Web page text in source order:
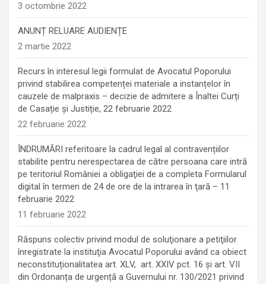
3 octombrie 2022
ANUNȚ RELUARE AUDIENȚE
2 martie 2022
Recurs în interesul legii formulat de Avocatul Poporului
privind stabilirea competenței materiale a instanțelor în
cauzele de malpraxis – decizie de admitere a Înaltei Curți
de Casație și Justiție, 22 februarie 2022
22 februarie 2022
ÎNDRUMĂRI referitoare la cadrul legal al contravențiilor
stabilite pentru nerespectarea de către persoana care intră
pe teritoriul României a obligaţiei de a completa Formularul
digital în termen de 24 de ore de la intrarea în ţară – 11
februarie 2022
11 februarie 2022
Răspuns colectiv privind modul de soluţionare a petiţiilor
înregistrate la instituţia Avocatul Poporului având ca obiect
neconstituționalitatea art. XLV, art. XXIV pct. 16 și art. VII
din Ordonanța de urgență a Guvernului nr. 130/2021 privind